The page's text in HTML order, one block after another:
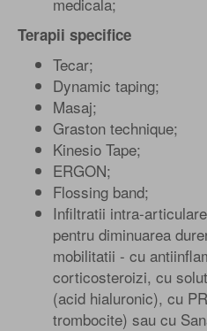
Terapii specifice
Tecar;
Dynamic taping;
Masaj;
Graston technique;
Kinesio Tape;
ERGON;
Flossing band;
Infiltratii intra-
pentru diminuarea
mobilitatii - cu
corticosteroizi, cu
(acid hialuronic), cu
trombocite) sau cu